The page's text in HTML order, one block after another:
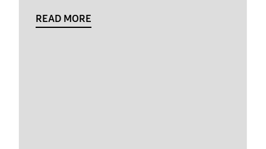
READ MORE